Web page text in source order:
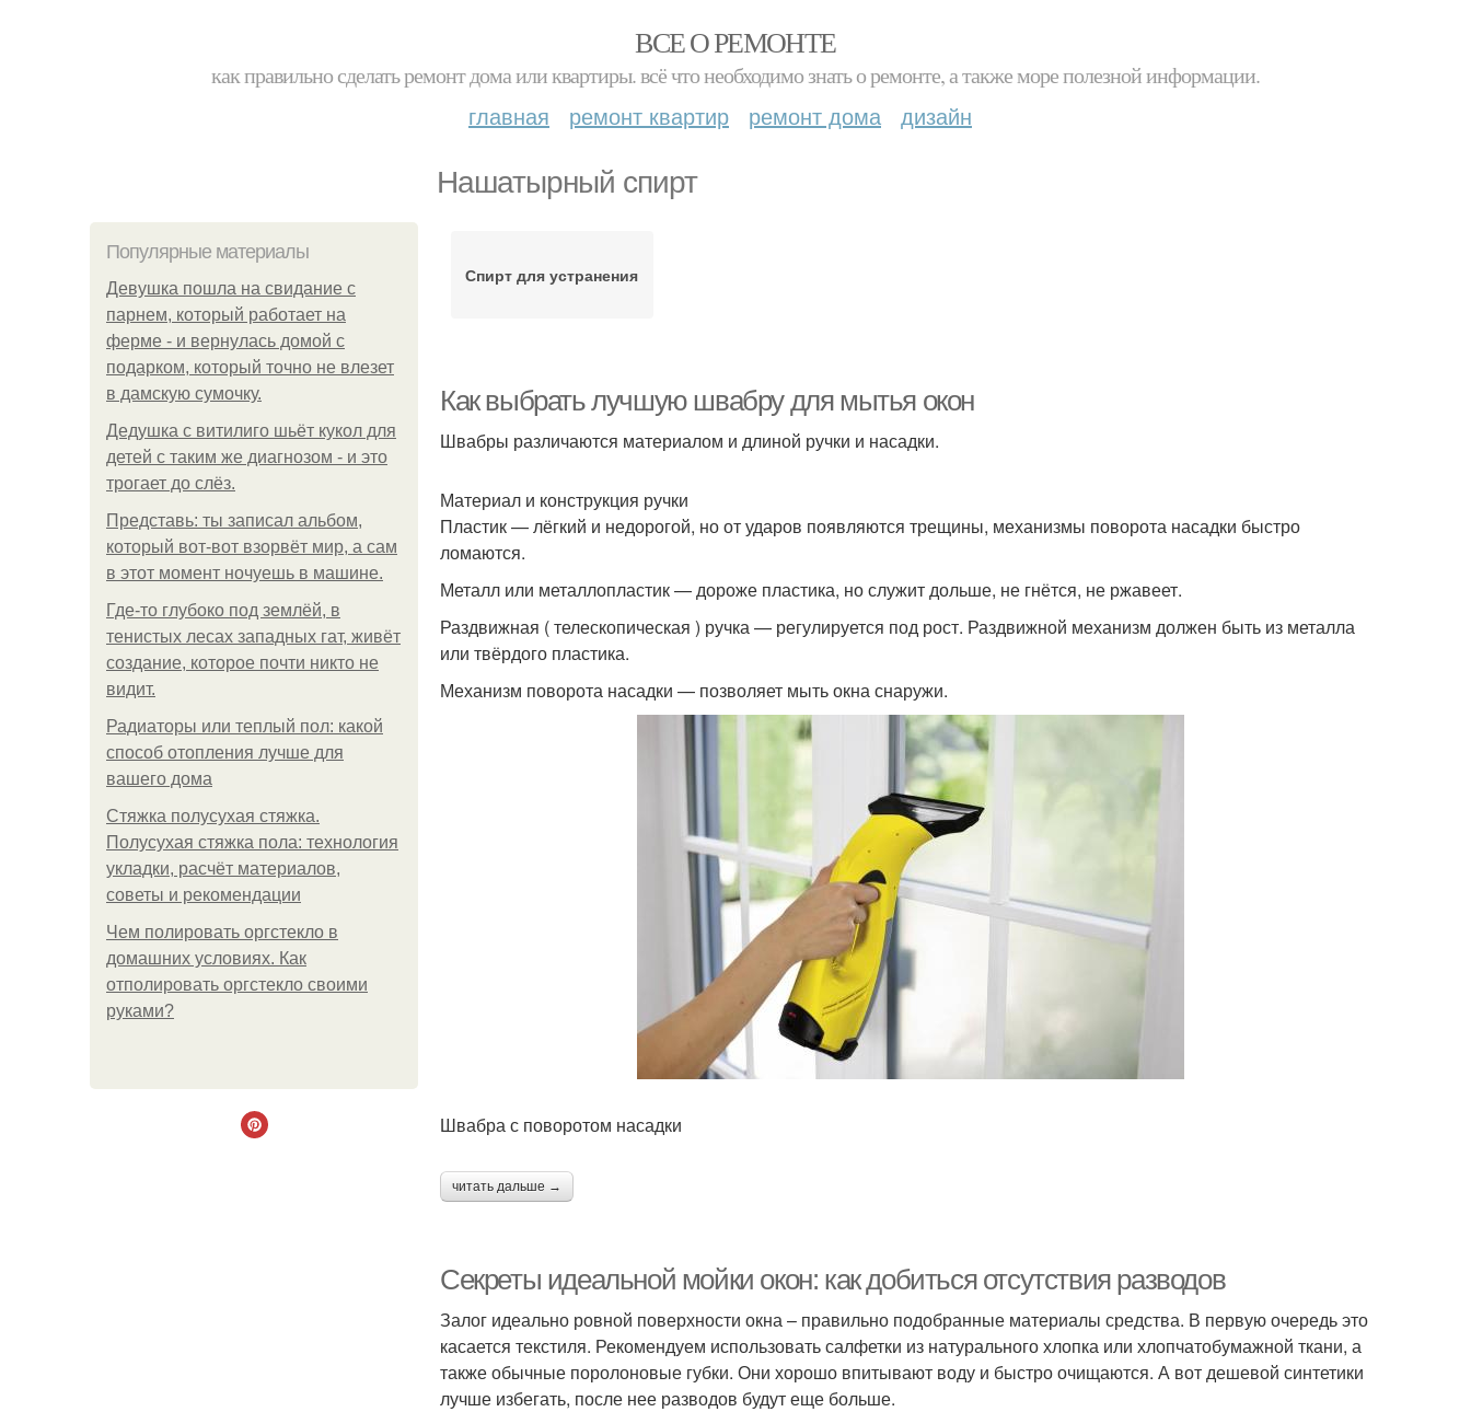
ВСЕ О РЕМОНТЕ
как правильно сделать ремонт дома или квартиры. всё что необходимо знать о ремонте, а также море полезной информации.
главная ремонт квартир ремонт дома дизайн
Нашатырный спирт
Популярные материалы
Девушка пошла на свидание с
парнем, который работает на
ферме - и вернулась домой с
подарком, который точно не влезет
в дамскую сумочку.
Дедушка с витилиго шьёт кукол для
детей с таким же диагнозом - и это
трогает до слёз.
Представь: ты записал альбом,
который вот-вот взорвёт мир, а сам
в этот момент ночуешь в машине.
Где-то глубоко под землёй, в
тенистых лесах западных гат, живёт
создание, которое почти никто не
видит.
Радиаторы или теплый пол: какой
способ отопления лучше для
вашего дома
Стяжка полусухая стяжка.
Полусухая стяжка пола: технология
укладки, расчёт материалов,
советы и рекомендации
Чем полировать оргстекло в
домашних условиях. Как
отполировать оргстекло своими
руками?
Спирт для устранения
Как выбрать лучшую швабру для мытья окон
Швабры различаются материалом и длиной ручки и насадки.
Материал и конструкция ручки
Пластик — лёгкий и недорогой, но от ударов появляются трещины, механизмы поворота насадки быстро
ломаются.
Металл или металлопластик — дороже пластика, но служит дольше, не гнётся, не ржавеет.
Раздвижная ( телескопическая ) ручка — регулируется под рост. Раздвижной механизм должен быть из металла
или твёрдого пластика.
Механизм поворота насадки — позволяет мыть окна снаружи.
Швабра с поворотом насадки
читать дальше →
Секреты идеальной мойки окон: как добиться отсутствия разводов
Залог идеально ровной поверхности окна – правильно подобранные материалы средства. В первую очередь это
касается текстиля. Рекомендуем использовать салфетки из натурального хлопка или хлопчатобумажной ткани, а
также обычные поролоновые губки. Они хорошо впитывают воду и быстро очищаются. А вот дешевой синтетики
лучше избегать, после нее разводов будут еще больше.